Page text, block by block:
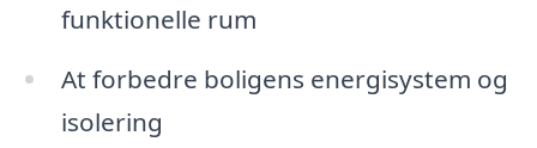
funktionelle rum
At forbedre boligens energisystem og
isolering